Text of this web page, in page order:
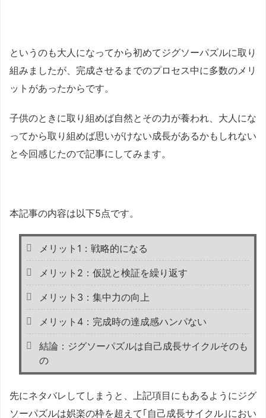
というのも大人になってから初めてジグソーパズルに取り
組みましたが、完成させるまでのプロセス中に多数のメリ
ットがあったからです。
子供のときに取り組めば自然とその力が養われ、大人にな
ってから取り組めば思いがけない成長があるかもしれない
と今回感じたので記事にしてみます。
本記事の内容は以下5点です。
メリット1：戦略的になる
メリット2：仮説と検証を繰り返す
メリット3：集中力の向上
メリット4：完成時の達成感ハンパない
結論：ジグソーパズルは自己成長サイクルそのも
の
先にネタバレしてしまうと、上記項目にもあるようにジグ
ソーパズルは娯楽の枠を超えて｢自己成長サイクル｣におい